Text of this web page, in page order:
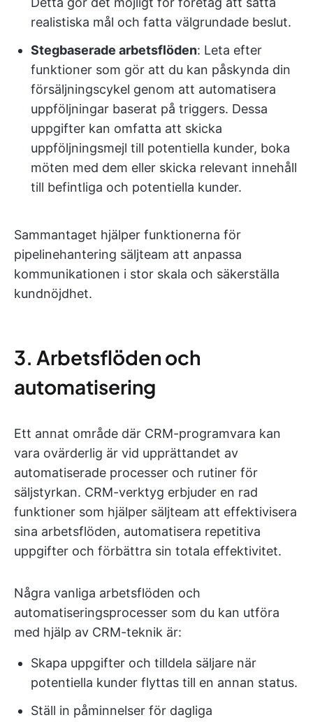
realistiska mål och fatta välgrundade beslut.
Stegbaserade arbetsflöden: Leta efter
funktioner som gör att du kan påskynda din
försäljningscykel genom att automatisera
uppföljningar baserat på triggers. Dessa
uppgifter kan omfatta att skicka
uppföljningsmejl till potentiella kunder, boka
möten med dem eller skicka relevant innehåll
till befintliga och potentiella kunder.
Sammantaget hjälper funktionerna för
pipelinehantering säljteam att anpassa
kommunikationen i stor skala och säkerställa
kundnöjdhet.
3. Arbetsflöden och
automatisering
Ett annat område där CRM-programvara kan
vara ovärderlig är vid upprättandet av
automatiserade processer och rutiner för
säljstyrkan. CRM-verktyg erbjuder en rad
funktioner som hjälper säljteam att effektivisera
sina arbetsflöden, automatisera repetitiva
uppgifter och förbättra sin totala effektivitet.
Några vanliga arbetsflöden och
automatiseringsprocesser som du kan utföra
med hjälp av CRM-teknik är:
Skapa uppgifter och tilldela säljare när
potentiella kunder flyttas till en annan status.
Ställ in påminnelser för dagliga